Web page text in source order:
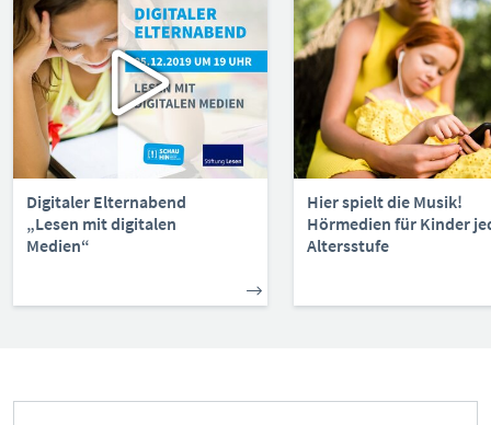
Digitaler Elternabend
„Lesen mit digitalen
Medien“
Hier spielt die Musik!
Hörmedien für Kinder
Altersstufe